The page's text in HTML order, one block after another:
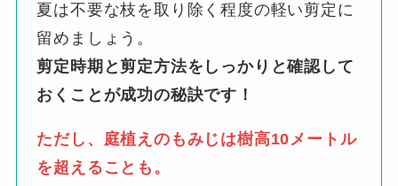
夏は不要な枝を取り除く程度の軽い剪定に
留めましょう。
剪定時期と剪定方法をしっかりと確認して
おくことが成功の秘訣です！
ただし、庭植えのもみじは樹高10メートル
を超えることも。